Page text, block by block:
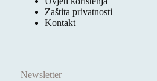
Zaštita privatnosti
Kontakt
Newsletter